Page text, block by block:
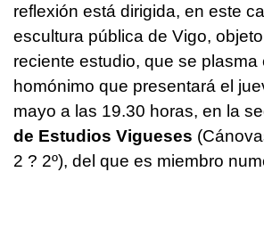
reflexión está dirigida, en este
escultura pública de Vigo,
reciente estudio, que se plasma
homónimo que presentará el
mayo a las 19.30 horas, en la
de Estudios Vigueses
2 ? 2º), del que es miembro